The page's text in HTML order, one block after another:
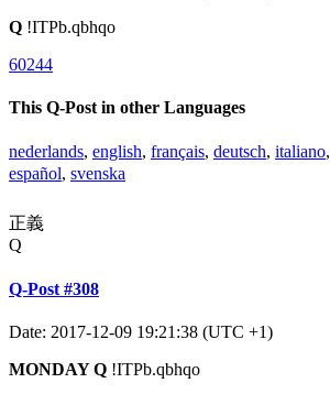
Q !ITPb.qbhqo
60244
This Q-Post in other Languages
nederlands, english, français, deutsch, italiano,
español, svenska
正義
Q
Q-Post #308
Date: 2017-12-09 19:21:38 (UTC +1)
MONDAY Q !ITPb.qbhqo